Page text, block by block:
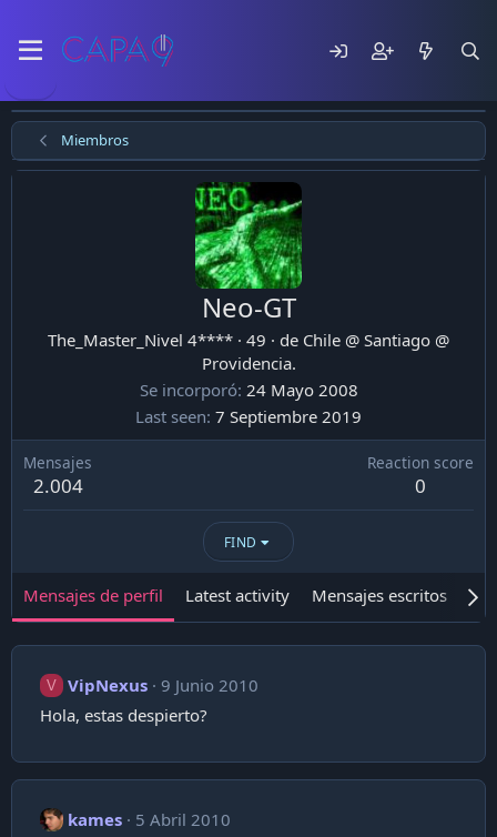
Miembros
Neo-GT
The_Master_Nivel 4**** · 49 · de Chile @ Santiago @
Providencia.
Se incorporó 24 Mayo 2008
Last seen 7 Septiembre 2019
Mensajes
2.004
Reaction score
0
FIND
Mensajes de perfil Latest activity Mensajes escritos
V VipNexus
9 Junio 2010
Hola, estas despierto?
kames
5 Abril 2010